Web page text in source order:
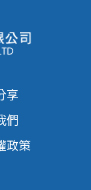
享
們
政策